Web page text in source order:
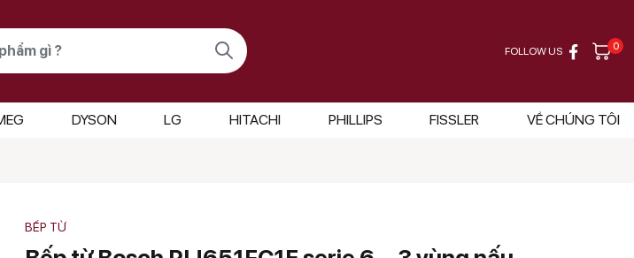
FOLLOW US 0
DYSON LG HITACHI PHILLIPS FISSLER VỀ CHÚNG TÔI
BẾP TỪ